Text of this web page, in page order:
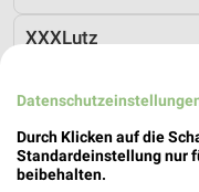
XXXLutz
Durch Klicken auf die
Standardeinstellung nur
beibehalten.